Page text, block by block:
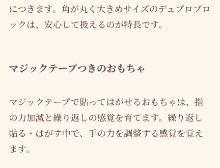
につきます。角が丸く大きめサイズのデュプロブロ
ックは、安心して扱えるのが特長です。
マジックテープつきのおもちゃ
マジックテープで貼ってはがせるおもちゃは、指
の力加減と繰り返しの感覚を育てます。繰り返し
貼る・はがす中で、手の力を調整する感覚を覚え
ます。